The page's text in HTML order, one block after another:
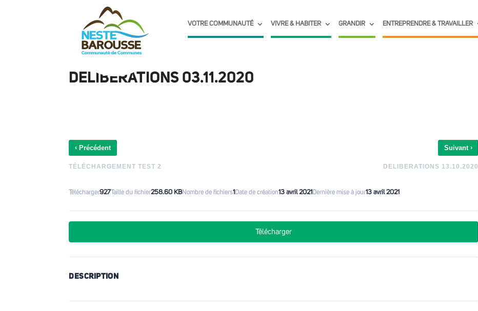
VOTRE COMMUNAUTÉ VIVRE & HABITER GRANDIR ENTREPRENDRE & TRAVAILLER
DELIBERATIONS 03.11.2020
‹ Précédent
TÉLÉCHARGEMENT TEST 2
Suivant ›
DELIBERATIONS 13.10.2020
Télécharger927Taille du fichier258.60 KBNombre de fichiers1 Date de création13 avril 2021 Dernière mise à jour13 avril 2021
Télécharger
DESCRIPTION